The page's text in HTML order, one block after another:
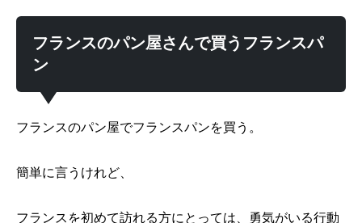
フランスのパン屋さんで買うフランスパ
ン
フランスのパン屋でフランスパンを買う。
簡単に言うけれど、
フランスを初めて訪れる方にとっては、勇気がいる行動